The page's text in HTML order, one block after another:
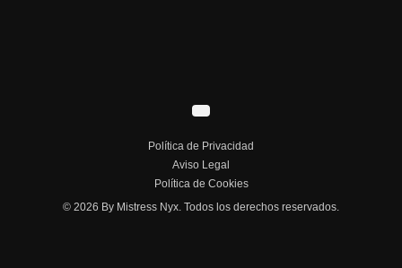
Política de Privacidad
Aviso Legal
Política de Cookies
© 2026 By Mistress Nyx. Todos los derechos reservados.